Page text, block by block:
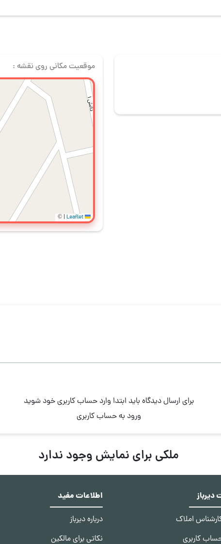
موقعیت مکانی روی نقشه :
|
©
برای ارسال دیدگاه باید ابتدا وارد حساب کاربری خود شوید
ورود به حساب کاربری
ملکی برای نمایش وجود ندارد
املاک
کاربری
اطلاعات مفید
درباره دیرباز
نکاتی برای مالکین